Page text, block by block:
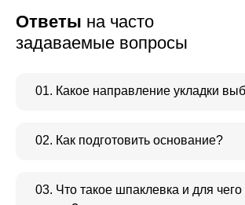
Ответы на часто
задаваемые вопросы
01. Какое направление укладки
02. Как подготовить основание?
03. Что такое шпаклевка и для чего